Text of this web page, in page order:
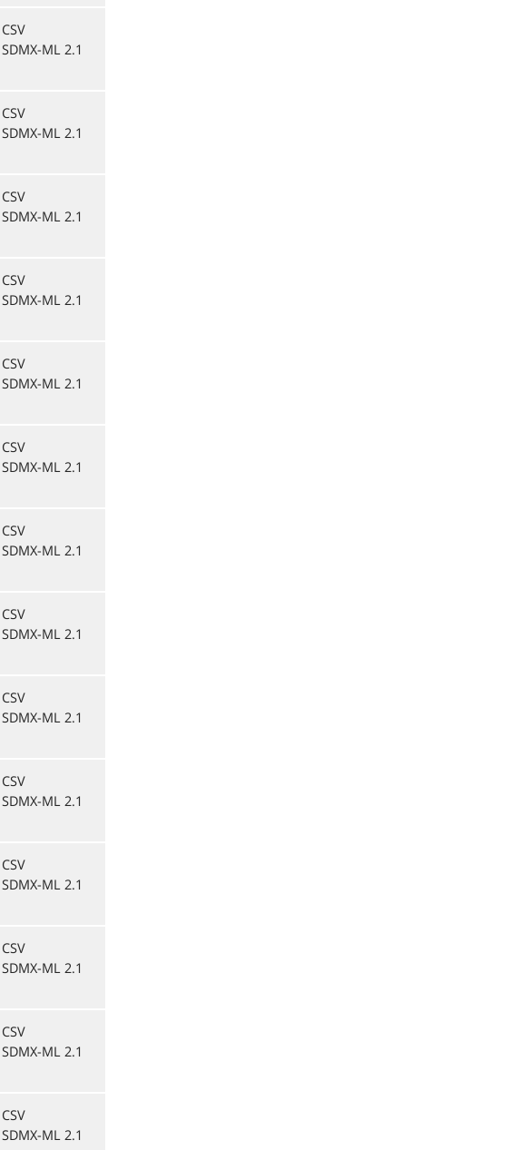
CSV
SDMX-ML 2.1
CSV
SDMX-ML 2.1
CSV
SDMX-ML 2.1
CSV
SDMX-ML 2.1
CSV
SDMX-ML 2.1
CSV
SDMX-ML 2.1
CSV
SDMX-ML 2.1
CSV
SDMX-ML 2.1
CSV
SDMX-ML 2.1
CSV
SDMX-ML 2.1
CSV
SDMX-ML 2.1
CSV
SDMX-ML 2.1
CSV
SDMX-ML 2.1
CSV
SDMX-ML 2.1